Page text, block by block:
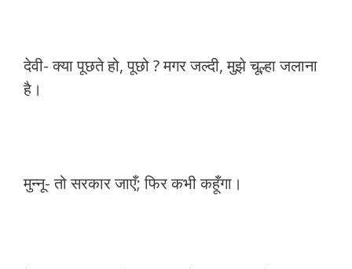
देवी- क्या पूछते हो, पूछो ? मगर जल्दी, मुझे चूल्हा जलाना
है।
मुन्नू- तो सरकार जाएँ; फिर कभी कहूँगा।